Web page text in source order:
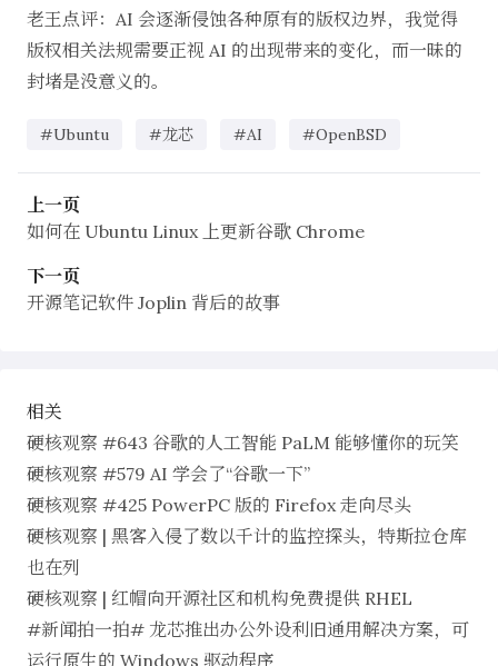
老王点评：AI 会逐渐侵蚀各种原有的版权边界，我觉得
版权相关法规需要正视 AI 的出现带来的变化，而一昧的
封堵是没意义的。
#Ubuntu #龙芯 #AI #OpenBSD
上一页
如何在 Ubuntu Linux 上更新谷歌 Chrome
下一页
开源笔记软件 Joplin 背后的故事
相关
硬核观察 #643 谷歌的人工智能 PaLM 能够懂你的玩笑
硬核观察 #579 AI 学会了“谷歌一下”
硬核观察 #425 PowerPC 版的 Firefox 走向尽头
硬核观察 | 黑客入侵了数以千计的监控探头，特斯拉仓库
也在列
硬核观察 | 红帽向开源社区和机构免费提供 RHEL
#新闻拍一拍# 龙芯推出办公外设利旧通用解决方案，可
运行原生的 Windows 驱动程序